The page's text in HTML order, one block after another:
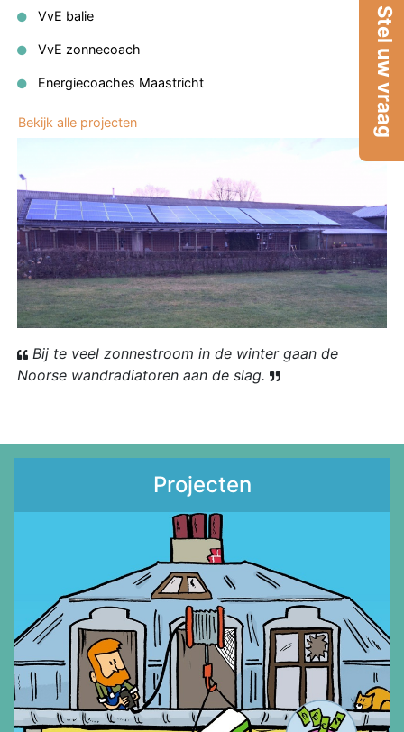
Stel uw vraag
VvE balie
VvE zonnecoach
Energiecoaches Maastricht
Bekijk alle projecten
Bij te veel zonnestroom in de winter gaan de
Noorse wandradiatoren aan de slag.
Projecten